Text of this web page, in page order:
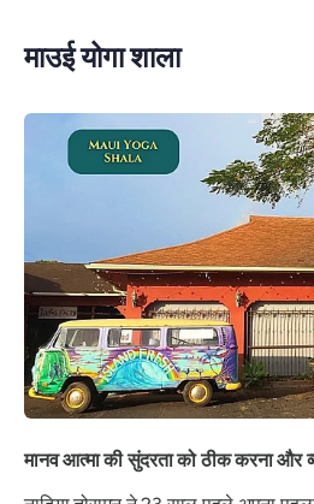
माउई योगा शाला
मानव आत्मा की सुंदरता को ठीक करना और